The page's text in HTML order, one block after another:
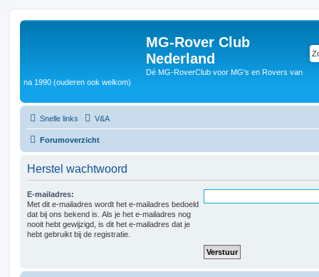
MG-Rover Club
Nederland
Dé MG-RoverClub voor MG's en Rovers van
na 1990 (ouderen ook welkom)
Snelle links V&A
Forumoverzicht
Herstel wachtwoord
E-mailadres:
Met dit e-mailadres wordt het e-mailadres bedoeld
dat bij ons bekend is. Als je het e-mailadres nog
nooit hebt gewijzigd, is dit het e-mailadres dat je
hebt gebruikt bij de registratie.